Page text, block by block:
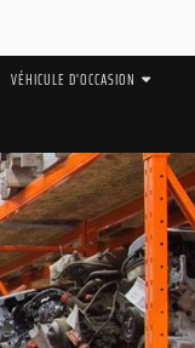
VÉHICULE D'OCCASION